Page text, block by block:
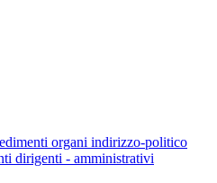
organi indirizzo-politico
dirigenti - amministrativi